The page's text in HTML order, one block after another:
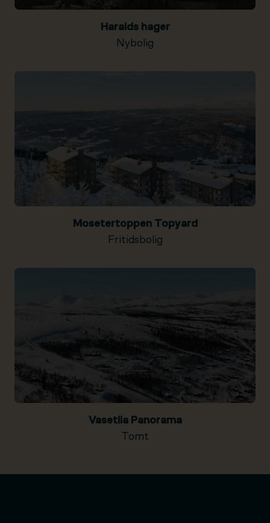
Haralds hager
Nybolig
Mosetertoppen Topyard
Fritidsbolig
Vasetlia Panorama
Tomt